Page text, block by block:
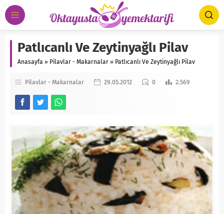
Patlıcanlı Ve Zeytinyağlı Pilav
Anasayfa » Pilavlar - Makarnalar » Patlıcanlı Ve Zeytinyağlı Pilav
Pilavlar - Makarnalar 29.05.2012 0 2.569